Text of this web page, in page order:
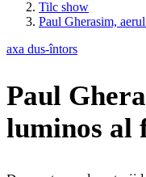
Tilc show
Paul Gherasim,
axa dus-întors
Paul
luminos al